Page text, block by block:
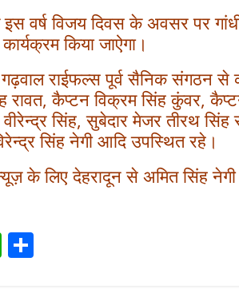
वर्ष विजय दिवस के अवसर पर
किया जाऐगा।
राईफल्स पूर्व सैनिक संगठन से
रावत, कैप्टन विक्रम सिंह कुंवर,
वीरेन्द्र सिंह, सुबेदार मेजर तीरथ
सिंह नेगी आदि उपस्थित रहे।
के लिए देहरादून से अमित सिंह नेगी
W